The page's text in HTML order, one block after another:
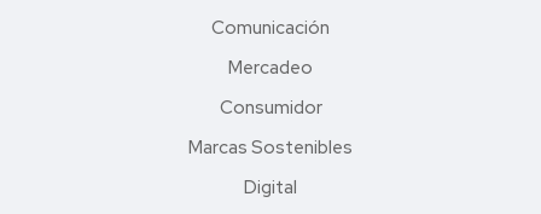
Comunicación
Mercadeo
Consumidor
Marcas Sostenibles
Digital